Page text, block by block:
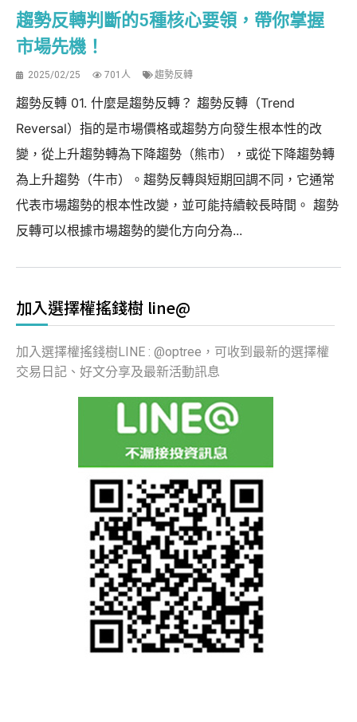
趨勢反轉判斷的5種核心要領，帶你掌握
市場先機！
2025/02/25 701人 趨勢反轉
趨勢反轉 01. 什麼是趨勢反轉？ 趨勢反轉（Trend
Reversal）指的是市場價格或趨勢方向發生根本性的改
變，從上升趨勢轉為下降趨勢（熊市），或從下降趨勢轉
為上升趨勢（牛市）。趨勢反轉與短期回調不同，它通常
代表市場趨勢的根本性改變，並可能持續較長時間。 趨勢
反轉可以根據市場趨勢的變化方向分為...
加入選擇權搖錢樹 line@
加入選擇權搖錢樹LINE : @optree，可收到最新的選擇權
交易日記、好文分享及最新活動訊息